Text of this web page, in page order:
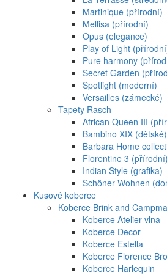
Martinique (přírodní)
Mellisa (přírodní)
Opus (elegance)
Play of Light
Pure harmony
Secret Garden
Spotlight (moderní)
Versailles (zámecké)
Tapety Rasch
African Queen III
Bambino XIX (dětské)
Barbara Home
Florentine 3 (přírodní)
Indian Style (grafika)
Schöner Wohnen
Kusové koberce
Koberce Brink and
Koberce Atelier vlna
Koberce Decor
Koberce Estella
Koberce Florence
Koberce Harlequin